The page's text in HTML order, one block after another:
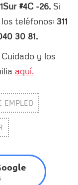
#4C -26. Si
teléfonos: 311
30 81.
y los
aquí.
EMPLEO